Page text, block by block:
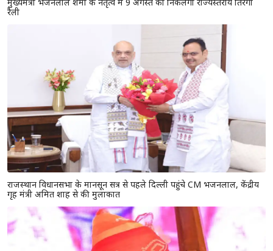
रैली
राजस्थान विधानसभा के मानसून सत्र से पहले दिल्ली पहुंचे CM भजनलाल, केंद्रीय
गृह मंत्री अमित शाह से की मुलाकात